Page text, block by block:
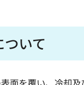
いて
面を覆い、冷却